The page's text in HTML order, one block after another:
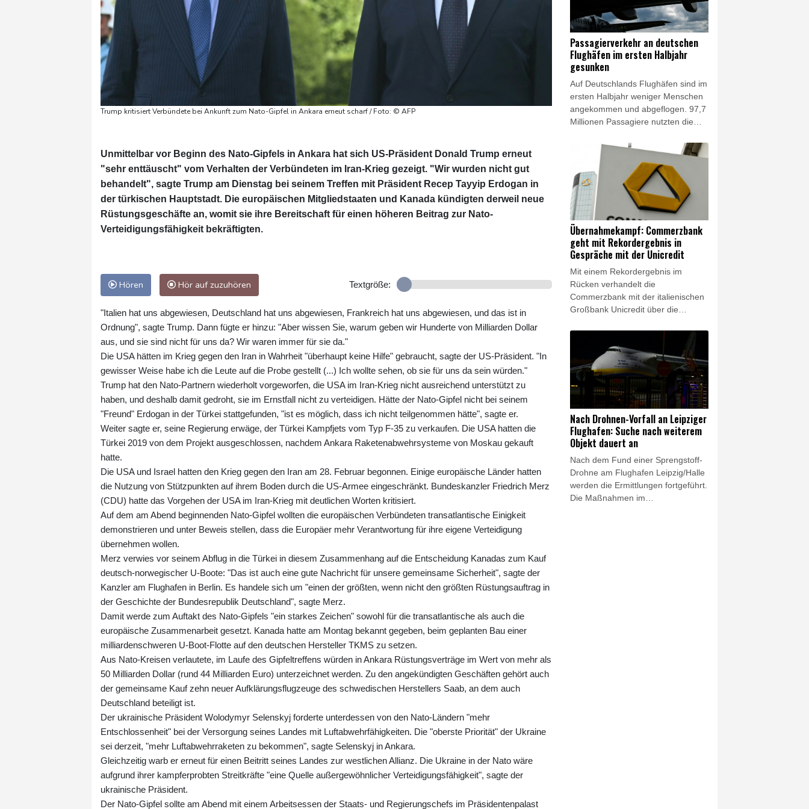
Trump kritisiert Verbündete bei Ankunft zum Nato-Gipfel in Ankara erneut scharf / Foto: © AFP
Unmittelbar vor Beginn des Nato-Gipfels in Ankara hat sich US-Präsident Donald Trump erneut
"sehr enttäuscht" vom Verhalten der Verbündeten im Iran-Krieg gezeigt. "Wir wurden nicht gut
behandelt", sagte Trump am Dienstag bei seinem Treffen mit Präsident Recep Tayyip Erdogan in
der türkischen Hauptstadt. Die europäischen Mitgliedstaaten und Kanada kündigten derweil neue
Rüstungsgeschäfte an, womit sie ihre Bereitschaft für einen höheren Beitrag zur Nato-
Verteidigungsfähigkeit bekräftigten.
Hören Hör auf zuzuhören Textgröße:
"Italien hat uns abgewiesen, Deutschland hat uns abgewiesen, Frankreich hat uns abgewiesen, und das ist in
Ordnung", sagte Trump. Dann fügte er hinzu: "Aber wissen Sie, warum geben wir Hunderte von Milliarden Dollar
aus, und sie sind nicht für uns da? Wir waren immer für sie da."
Die USA hätten im Krieg gegen den Iran in Wahrheit "überhaupt keine Hilfe" gebraucht, sagte der US-Präsident. "In
gewisser Weise habe ich die Leute auf die Probe gestellt (...) Ich wollte sehen, ob sie für uns da sein würden."
Trump hat den Nato-Partnern wiederholt vorgeworfen, die USA im Iran-Krieg nicht ausreichend unterstützt zu
haben, und deshalb damit gedroht, sie im Ernstfall nicht zu verteidigen. Hätte der Nato-Gipfel nicht bei seinem
"Freund" Erdogan in der Türkei stattgefunden, "ist es möglich, dass ich nicht teilgenommen hätte", sagte er.
Weiter sagte er, seine Regierung erwäge, der Türkei Kampfjets vom Typ F-35 zu verkaufen. Die USA hatten die
Türkei 2019 von dem Projekt ausgeschlossen, nachdem Ankara Raketenabwehrsysteme von Moskau gekauft
hatte.
Die USA und Israel hatten den Krieg gegen den Iran am 28. Februar begonnen. Einige europäische Länder hatten
die Nutzung von Stützpunkten auf ihrem Boden durch die US-Armee eingeschränkt. Bundeskanzler Friedrich Merz
(CDU) hatte das Vorgehen der USA im Iran-Krieg mit deutlichen Worten kritisiert.
Auf dem am Abend beginnenden Nato-Gipfel wollten die europäischen Verbündeten transatlantische Einigkeit
demonstrieren und unter Beweis stellen, dass die Europäer mehr Verantwortung für ihre eigene Verteidigung
übernehmen wollen.
Merz verwies vor seinem Abflug in die Türkei in diesem Zusammenhang auf die Entscheidung Kanadas zum Kauf
deutsch-norwegischer U-Boote: "Das ist auch eine gute Nachricht für unsere gemeinsame Sicherheit", sagte der
Kanzler am Flughafen in Berlin. Es handele sich um "einen der größten, wenn nicht den größten Rüstungsauftrag in
der Geschichte der Bundesrepublik Deutschland", sagte Merz.
Damit werde zum Auftakt des Nato-Gipfels "ein starkes Zeichen" sowohl für die transatlantische als auch die
europäische Zusammenarbeit gesetzt. Kanada hatte am Montag bekannt gegeben, beim geplanten Bau einer
milliardenschweren U-Boot-Flotte auf den deutschen Hersteller TKMS zu setzen.
Aus Nato-Kreisen verlautete, im Laufe des Gipfeltreffens würden in Ankara Rüstungsverträge im Wert von mehr als
50 Milliarden Dollar (rund 44 Milliarden Euro) unterzeichnet werden. Zu den angekündigten Geschäften gehört auch
der gemeinsame Kauf zehn neuer Aufklärungsflugzeuge des schwedischen Herstellers Saab, an dem auch
Deutschland beteiligt ist.
Der ukrainische Präsident Wolodymyr Selenskyj forderte unterdessen von den Nato-Ländern "mehr
Entschlossenheit" bei der Versorgung seines Landes mit Luftabwehrfähigkeiten. Die "oberste Priorität" der Ukraine
sei derzeit, "mehr Luftabwehrraketen zu bekommen", sagte Selenskyj in Ankara.
Gleichzeitig warb er erneut für einen Beitritt seines Landes zur westlichen Allianz. Die Ukraine in der Nato wäre
aufgrund ihrer kampferprobten Streitkräfte "eine Quelle außergewöhnlicher Verteidigungsfähigkeit", sagte der
ukrainische Präsident.
Der Nato-Gipfel sollte am Abend mit einem Arbeitsessen der Staats- und Regierungschefs im Präsidentenpalast
Feiertagsfahrverbote für Lkw
aufheben, wenn es nötig sein
sollte", sagte Bilger am Donnerstag
dem Fernsehsender Phoenix. Am
frühen Nachmittag begann in Bonn
ein Spitzengespräch zum
Niedrigwasser.
Passagierverkehr an deutschen
Flughäfen im ersten Halbjahr
gesunken
Auf Deutschlands Flughäfen sind im
ersten Halbjahr weniger Menschen
angekommen und abgeflogen. 97,7
Millionen Passagiere nutzten die
weniger als im Vorjahreszeitraum,
teilte der Bundesverband der
Deutschen Luftverkehrswirtschaft
(BDL) am Donnerstag mit. Zugleich
sei das Sitzplatzangebot für Flüge
ab Deutschland um ein Prozent
gesunken, das entspreche 85
Prozent des Niveaus vor der
Coronapandemie.
Übernahmekampf: Commerzbank
geht mit Rekordergebnis in
Gespräche mit der Unicredit
Mit einem Rekordergebnis im
Rücken verhandelt die
Commerzbank mit der italienischen
Großbank Unicredit über die
wir Gespräche aufgenommen",
sagte Commerzbank-Chefin Bettina
Orlopp am Donnerstag bei Vorlage
der Halbjahresbilanz. Sie will am
bisherigen Geschäftsmodell der
Bank festhalten - der Plan von
Unicredit für die Commerzbank
berge "erhebliche
Umsetzungsrisiken", warnte sie.
Nach Drohnen-Vorfall an Leipziger
Flughafen: Suche nach weiterem
Objekt dauert an
Nach dem Fund einer Sprengstoff-
Drohne am Flughafen Leipzig/Halle
werden die Ermittlungen fortgeführt.
Die Maßnahmen im